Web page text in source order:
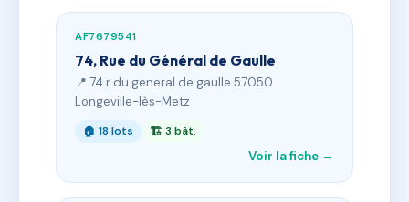
AF7679541
74, Rue du Général de Gaulle
📍 74 r du general de gaulle 57050
Longeville-lès-Metz
🏠 18 lots 🏗 3 bât.
Voir la fiche →